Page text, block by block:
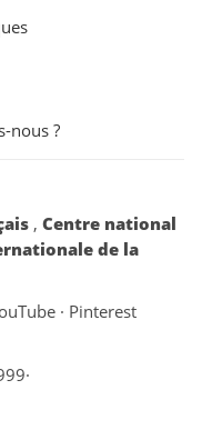
nous ?
, Centre national
de la
· Pinterest
·